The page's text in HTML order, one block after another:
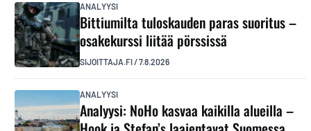
ANALYYSI
Bittiumilta tuloskauden paras suoritus –
osakekurssi liitää pörssissä
SIJOITTAJA.FI/7.8.2026
ANALYYSI
Analyysi: NoHo kasvaa kaikilla alueilla –